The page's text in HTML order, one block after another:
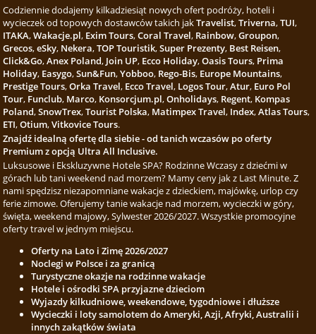
Codziennie dodajemy kilkadziesiąt nowych ofert podróży, hoteli i
wycieczek od topowych dostawców takich jakTravelist,Triverna,TUI,
ITAKA,Wakacje.pl, Exim Tours,Coral Travel, Rainbow,Groupon,
Grecos,eSky, Nekera,TOP Touristik,Super Prezenty, Best Reisen,
Click&Go,Anex Poland, Join UP, Ecco Holiday,Oasis Tours, Prima
Holiday, Easygo,Sun&Fun,Yobboo, Rego-Bis, Europe Mountains,
Prestige Tours,Orka Travel, Ecco Travel, Logos Tour,Atur, Euro Pol
Tour, Funclub, Marco, Konsorcjum.pl,Onholidays, Regent, Kompas
Poland,SnowTrex,Tourist Polska, Matimpex Travel, Index,Atlas Tours,
ETI,Otium,Vitkovice Tours.
Znajdź idealną ofertę dla siebie - od tanich wczasów po oferty
Premium z opcją Ultra All Inclusive.
Luksusowe i Ekskluzywne Hotele SPA? Rodzinne Wczasy z dziećmi w
górach lub tani weekend nad morzem? Mamy ceny jak z Last Minute. Z
nami spędzisz niezapomniane wakacje z dzieckiem, majówkę, urlop czy
ferie zimowe. Oferujemy tanie wakacje nad morzem, wycieczki w góry,
święta, weekend majowy, Sylwester 2026/2027. Wszystkie promocyjne
oferty travel w jednym miejscu.
Oferty na Lato i Zimę 2026/2027
Noclegi w Polsce i za granicą
Turystyczne okazje na rodzinne wakacje
Hotele i ośrodki SPA przyjazne dzieciom
Wyjazdy kilkudniowe, weekendowe, tygodniowe i dłuższe
Wycieczki i loty samolotem do Ameryki, Azji, Afryki, Australii i
innych zakątków świata